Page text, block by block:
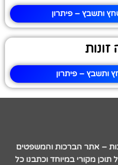
ותשבץ – פיתרון
זונות
ותשבץ – פיתרון
– אתר הברכות והמשפטים
מקורי במיוחד וכתבנו כל